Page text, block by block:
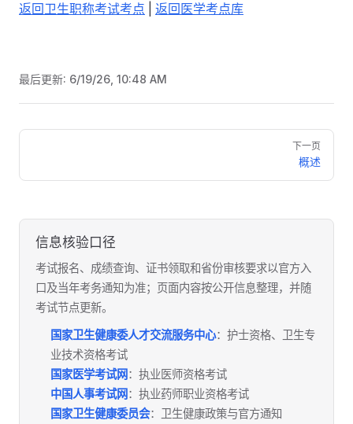
返回卫生职称考试考点 返回医学考点库
最后更新: 6/19/26, 10:48 AM
Pager
下一页
概述
信息核验口径
考试报名、成绩查询、证书领取和省份审核要求以官方入
口及当年考务通知为准；页面内容按公开信息整理，并随
考试节点更新。
国家卫生健康委人才交流服务中心：护士资格、卫生专
业技术资格考试
国家医学考试网 ：执业医师资格考试
中国人事考试网 ：执业药师职业资格考试
国家卫生健康委员会：卫生健康政策与官方通知